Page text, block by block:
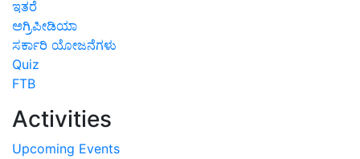
ಇತರೆ
ಅಗ್ರಿಪೀಡಿಯಾ
ಸರ್ಕಾರಿ ಯೋಜನೆಗಳು
Quiz
FTB
Activities
Upcoming Events